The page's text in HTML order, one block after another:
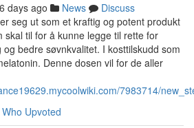
days ago News
Discuss
seg ut som et kraftig og potent produkt
skal til for å kunne legge til rette for
bedre søvnkvalitet. I kosttilskudd som
Denne dosen vil for de aller
7983714/
Who Upvoted